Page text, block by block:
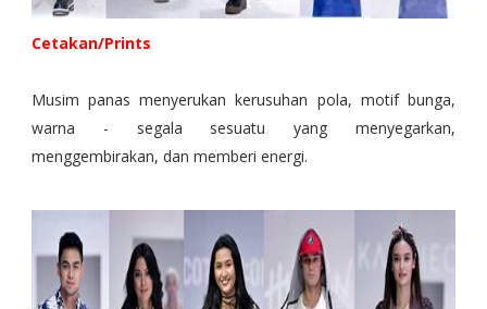
Cetakan/Prints
Musim panas menyerukan kerusuhan pola, motif bunga,
warna - segala sesuatu yang menyegarkan,
menggembirakan, dan memberi energi.